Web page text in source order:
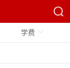
学费